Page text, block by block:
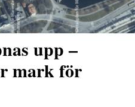
upp –
mark för